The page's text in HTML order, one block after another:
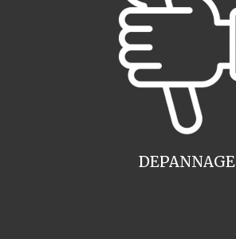
DEPANNAGE